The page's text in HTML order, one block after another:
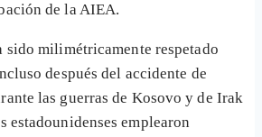
de la AIEA.
sido milimétricamente respetado
después del accidente de
las guerras de Kosovo y de Irak
estadounidenses emplearon